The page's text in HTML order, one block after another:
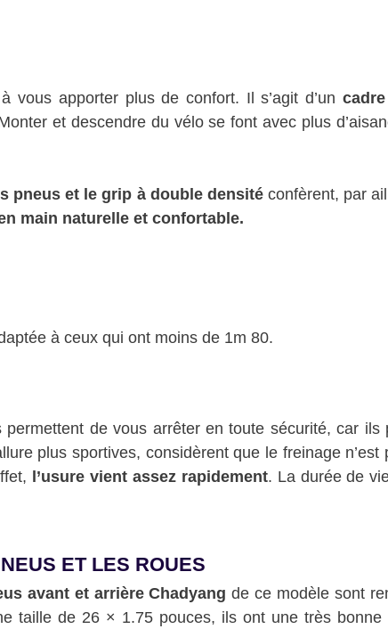
vous apporter plus de confort. Il s’agit d’un
et descendre du vélo se font avec plus
pneus et le grip à double densitéconfèrent, par
main naturelle et confortable.
à ceux qui ont moins de 1m 80.
de vous arrêter en toute sécurité, car ils
plus sportives, considèrent que le freinage
l’usure vient assez rapidement. La durée de
ET LES ROUES
avant et arrière Chadyang de ce modèle sont
taille de 26 × 1.75 pouces, ils ont une très bonne